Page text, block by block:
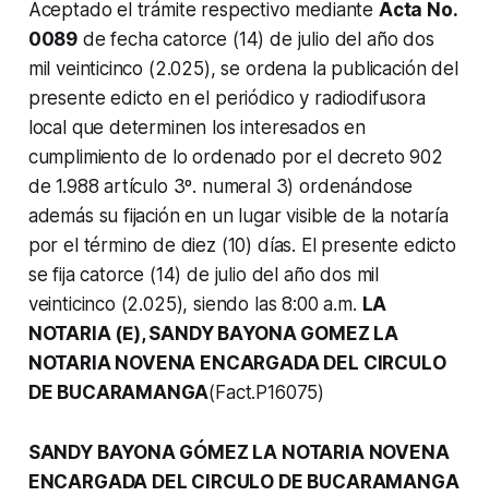
Aceptado el trámite respectivo mediante Acta No.
0089 de fecha catorce (14) de julio del año dos
mil veinticinco (2.025), se ordena la publicación del
presente edicto en el periódico y radiodifusora
local que determinen los interesados en
cumplimiento de lo ordenado por el decreto 902
de 1.988 artículo 3º. numeral 3) ordenándose
además su fijación en un lugar visible de la notaría
por el término de diez (10) días. El presente edicto
se fija catorce (14) de julio del año dos mil
veinticinco (2.025), siendo las 8:00 a.m. LA
NOTARIA (Ε), SANDY BAYONA GOMEZ LA
NOTARIA NOVENA ENCARGADA DEL CIRCULO
DE BUCARAMANGA(Fact.P16075)
SANDY BAYONA GÓMEZ LA NOTARIA NOVENA
ENCARGADA DEL CIRCULO DE BUCARAMANGA